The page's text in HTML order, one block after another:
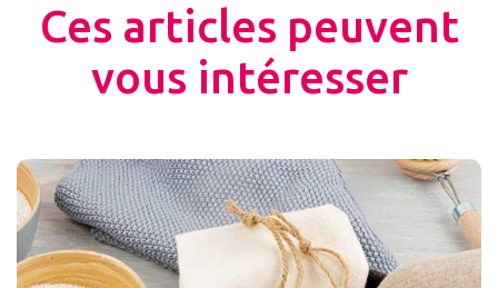
Ces articles peuvent
vous intéresser